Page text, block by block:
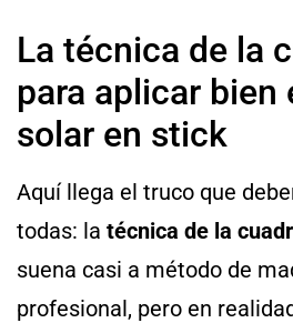
La técnica de la
para aplicar
solar en stick
Aquí llega el truco que
todas: la técnica de la
suena casi a método de
profesional, pero en